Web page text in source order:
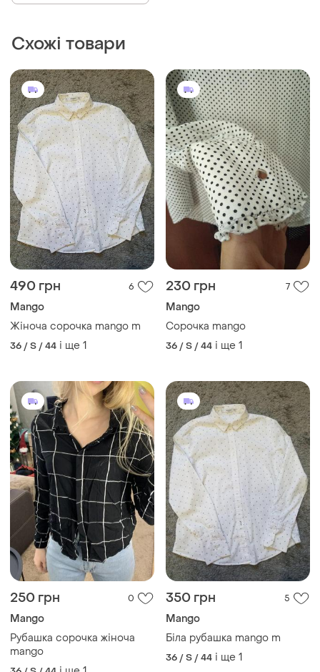
Схожі товари
490 грн 6
Mango
Жіноча сорочка mango m
36 / S / 44 і ще 1
230 грн 7
Mango
Сорочка mango
36 / S / 44 і ще 1
250 грн 0
Mango
Рубашка сорочка жіноча
mango
350 грн 5
Mango
Біла рубашка mango m
36 / S / 44 і ще 1